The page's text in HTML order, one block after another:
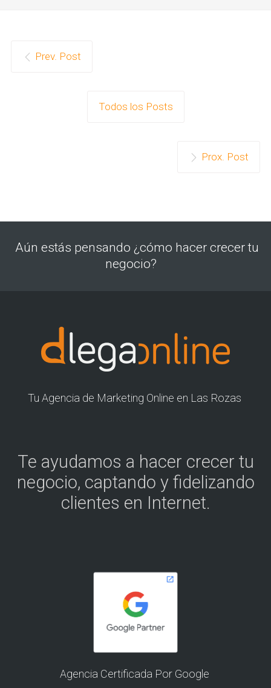
Prev. Post
Todos los Posts
Prox. Post
Aún estás pensando ¿cómo hacer crecer tu
negocio?
Tu Agencia de Marketing Online en Las Rozas
Te ayudamos a hacer crecer tu
negocio, captando y fidelizando
clientes en Internet.
Agencia Certificada Por Google